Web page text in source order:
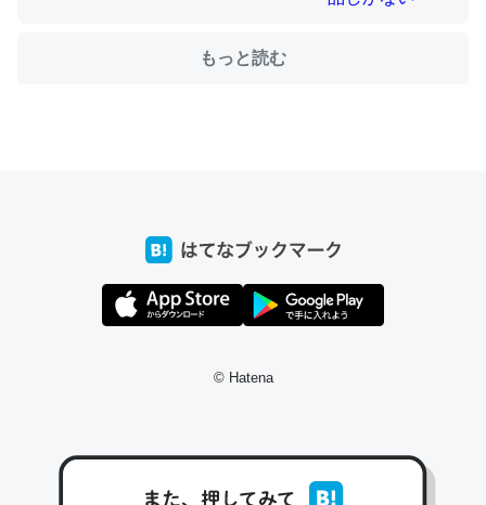
コミュニケーションが劇的に変化した｜tayorini by LIFULL介護
私も3年前ぐらいに祖母の家に設置した。ポケットWifiみ
https://toyoshi.hatenablog.com/entry/2019/05/15/1805
もっと読む
© Hatena